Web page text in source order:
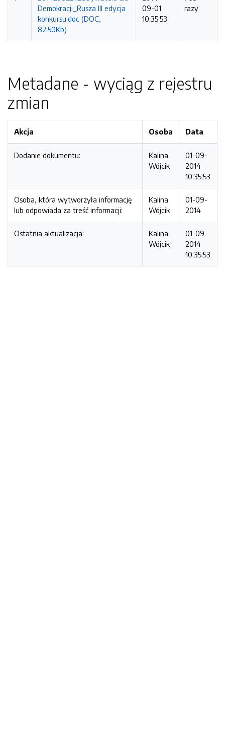
Demokracji_Rusza III edycja
konkursu.doc (DOC,
82.50Kb)
09-01
10:35:53
razy
Metadane - wyciąg z rejestru
zmian
Akcja Osoba Data
Dodanie dokumentu:
Kalina
Wójcik
01-09-
2014
10:35:53
Osoba, która wytworzyła informację
lub odpowiada za treść informacji:
Kalina
Wójcik
01-09-
2014
Ostatnia aktualizacja:
Kalina
Wójcik
01-09-
2014
10:35:53